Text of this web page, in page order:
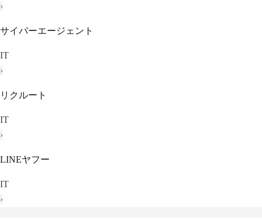
›
サイバーエージェント
IT
›
リクルート
IT
›
LINEヤフー
IT
›